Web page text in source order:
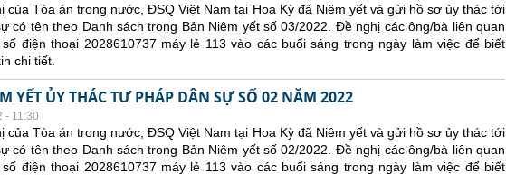
của Tòa án trong nước, ĐSQ Việt Nam tại Hoa Kỳ đã Niêm yết và gửi hồ sơ ủy thác tới
có tên theo Danh sách trong Bản Niêm yết số 03/2022. Đề nghị các ông/bà liên quan
điện thoại 2028610737 máy lẻ 113 vào các buổi sáng trong ngày làm việc để biết
chi tiết.
YẾT ỦY THÁC TƯ PHÁP DÂN SỰ SỐ 02 NĂM 2022
- 11:30
của Tòa án trong nước, ĐSQ Việt Nam tại Hoa Kỳ đã Niêm yết và gửi hồ sơ ủy thác tới
có tên theo Danh sách trong Bản Niêm yết số 02/2022. Đề nghị các ông/bà liên quan
điện thoại 2028610737 máy lẻ 113 vào các buổi sáng trong ngày làm việc để biết